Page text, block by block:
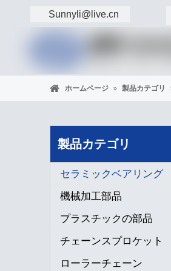
Sunnyli@live.cn
ホームページ » 製品カテゴリ
製品カテゴリ
セラミックベアリング
機械加工部品
プラスチックの部品
チェーンスプロケット
ローラーチェーン